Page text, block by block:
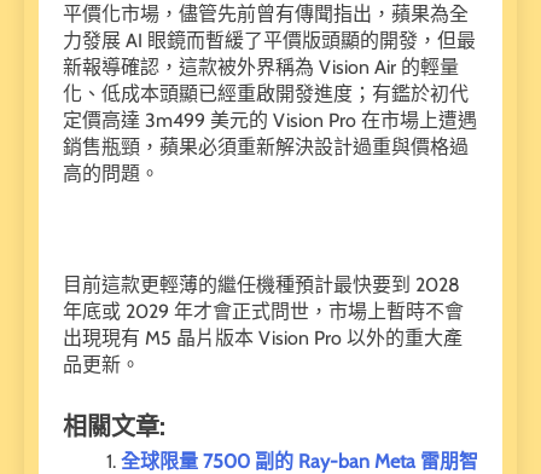
平價化市場，儘管先前曾有傳聞指出，蘋果為全
力發展 AI 眼鏡而暫緩了平價版頭顯的開發，但最
新報導確認，這款被外界稱為 Vision Air 的輕量
化、低成本頭顯已經重啟開發進度；有鑑於初代
定價高達 3m499 美元的 Vision Pro 在市場上遭遇
銷售瓶頸，蘋果必須重新解決設計過重與價格過
高的問題。
目前這款更輕薄的繼任機種預計最快要到 2028
年底或 2029 年才會正式問世，市場上暫時不會
出現現有 M5 晶片版本 Vision Pro 以外的重大產
品更新。
相關文章:
全球限量 7500 副的 Ray-ban Meta 雷朋智